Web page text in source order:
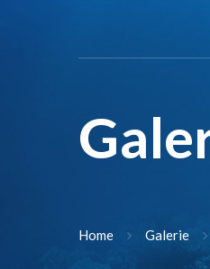
Home Galerie